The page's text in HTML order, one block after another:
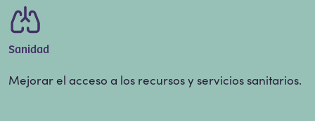
Sanidad
Mejorar el acceso a los recursos y servicios sanitarios.